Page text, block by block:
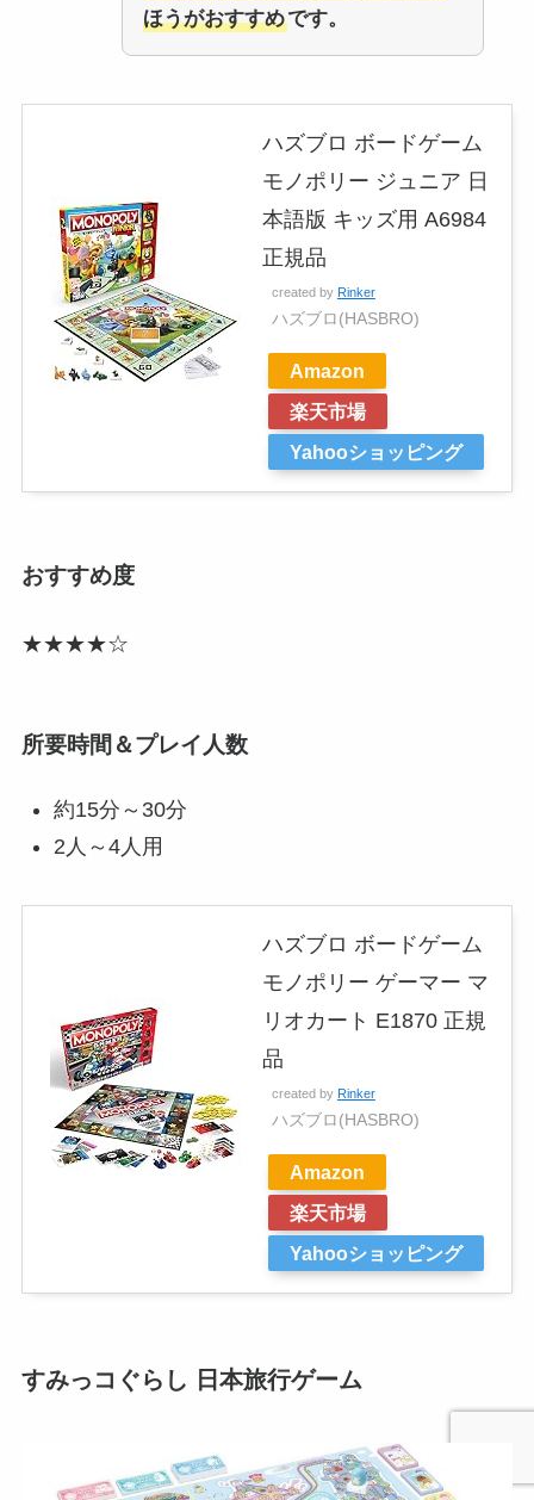
ほうがおすすめです。
ハズブロ ボードゲーム
モノポリー ジュニア 日
本語版 キッズ用 A6984
正規品
created by Rinker
ハズブロ(HASBRO)
Amazon
楽天市場
Yahooショッピング
おすすめ度
★★★★☆
所要時間＆プレイ人数
約15分～30分
2人～4人用
ハズブロ ボードゲーム
モノポリー ゲーマー マ
リオカート E1870 正規
品
created by Rinker
ハズブロ(HASBRO)
Amazon
楽天市場
Yahooショッピング
すみっコぐらし 日本旅行ゲーム